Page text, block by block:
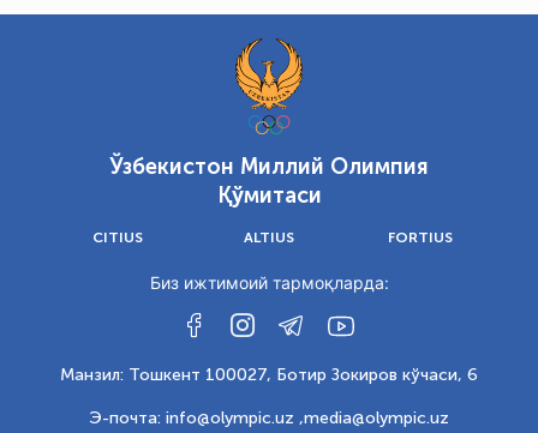
Ўзбекистон Миллий Олимпия
Қўмитаси
CITIUS ALTIUS FORTIUS
Биз ижтимоий тармоқларда:
Манзил: Тошкент 100027, Ботир Зокиров кўчаси, 6
Э-почта: info@olympic.uz ,media@olympic.uz